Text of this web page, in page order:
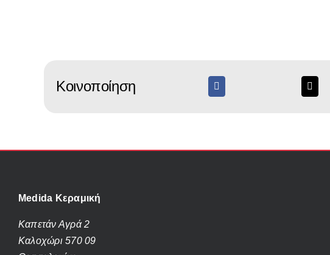
Κοινοποίηση
Medida Κεραμική
Καπετάν Αγρά 2
Καλοχώρι 570 09